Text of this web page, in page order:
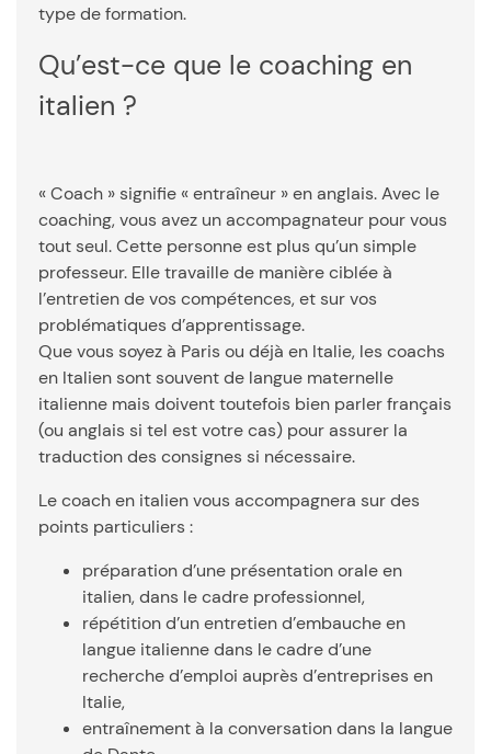
type de formation.
Qu’est-ce que le coaching en
italien ?
« Coach » signifie « entraîneur » en anglais. Avec le
coaching, vous avez un accompagnateur pour vous
tout seul. Cette personne est plus qu’un simple
professeur. Elle travaille de manière ciblée à
l’entretien de vos compétences, et sur vos
problématiques d’apprentissage.
Que vous soyez à Paris ou déjà en Italie, les coachs
en Italien sont souvent de langue maternelle
italienne mais doivent toutefois bien parler français
(ou anglais si tel est votre cas) pour assurer la
traduction des consignes si nécessaire.
Le coach en italien vous accompagnera sur des
points particuliers :
préparation d’une présentation orale en
italien, dans le cadre professionnel,
répétition d’un entretien d’embauche en
langue italienne dans le cadre d’une
recherche d’emploi auprès d’entreprises en
Italie,
entraînement à la conversation dans la langue